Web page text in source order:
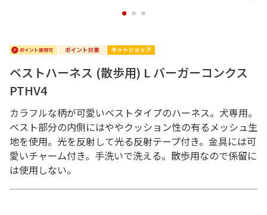
1 2 3
ベストハーネス (散歩用) L バーガーコンクス
PTHV4
カラフルな柄が可愛いベストタイプのハーネス。犬専用。
ベスト部分の内側にはややクッション性の有るメッシュ生
地を使用。光を反射して光る反射テープ付き。金具には可
愛いチャーム付き。手洗いで洗える。散歩用なので係留に
は使用しない。